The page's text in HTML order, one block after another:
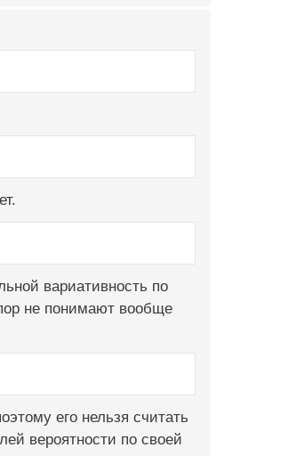
вариативность по
не понимают вообще
его нельзя считать
вероятности по своей